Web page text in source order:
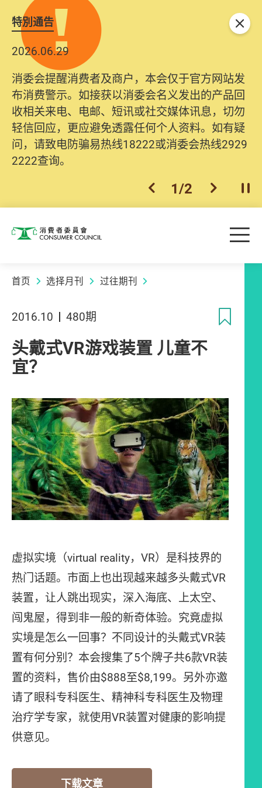
特別通告
2026.06.29
消委会提醒消费者及商户，本会仅于官方网站发
布消费警示。如接获以消委会名义发出的产品回
收相关来电、电邮、短讯或社交媒体讯息，切勿
轻信回应，更应避免透露任何个人资料。如有疑
问，请致电防骗易热线18222或消委会热线2929
2222查询。
上一个
1/2 下一个开
关闭
消费者委员会 目
首页 选择月刊 过往期刊
2016.10 480期
头戴式VR游戏装置 儿童不
宜？
虚拟实境（virtual reality，VR）是科技界的
热门话题。市面上也出现越来越多头戴式VR
装置，让人跳出现实，深入海底、上太空、
闯鬼屋，得到非一般的新奇体验。究竟虚拟
实境是怎么一回事？不同设计的头戴式VR装
置有何分别？本会搜集了5个牌子共6款VR装
置的资料，售价由$888至$8,199。另外亦邀
请了眼科专科医生、精神科专科医生及物理
治疗学专家，就使用VR装置对健康的影响提
供意见。
下载文章